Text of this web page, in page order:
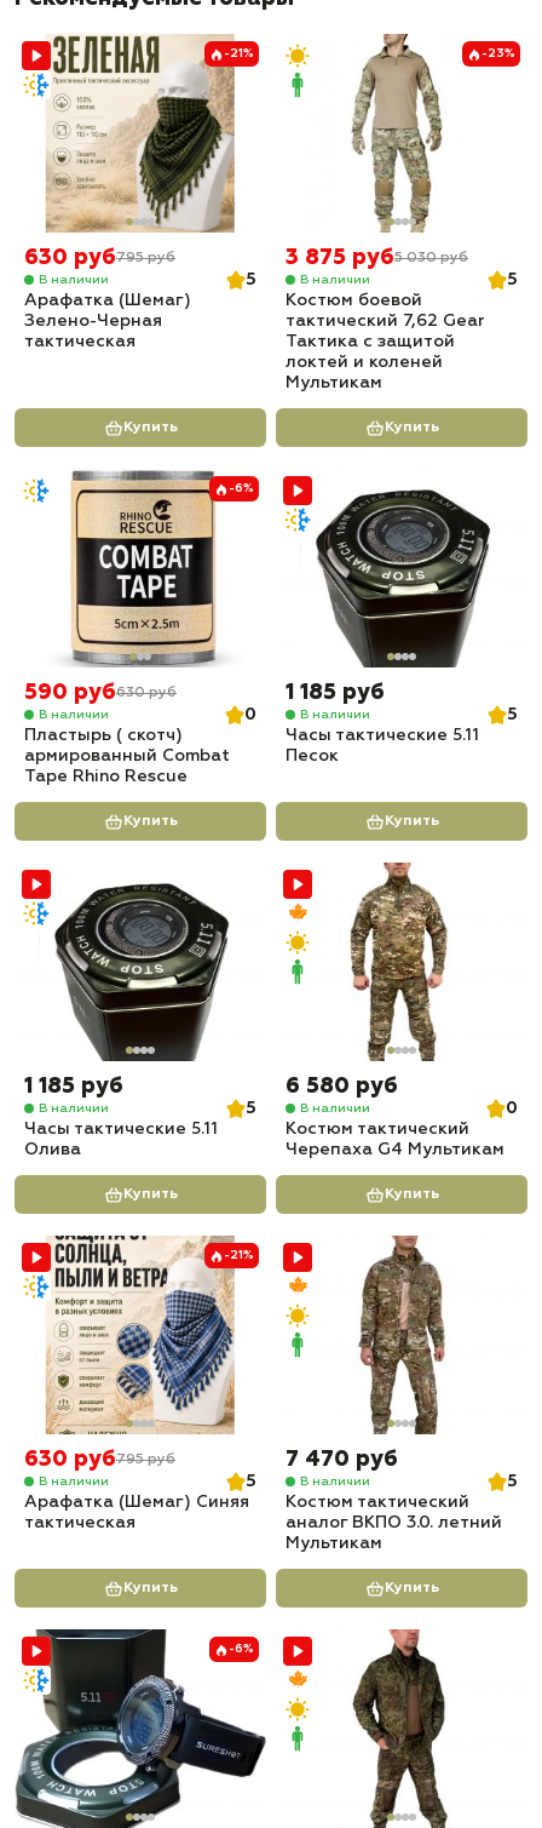
-21%
630 руб795 руб
В наличии
5
Арафатка (Шемаг)
Зелено-Черная
тактическая
Купить
-23%
3 875 руб5 030 руб
В наличии
5
Костюм боевой
тактический 7,62 Gear
Тактика с защитой
локтей и коленей
Мультикам
Купить
-6%
590 руб630 руб
В наличии
0
Пластырь ( скотч)
армированный Combat
Tape Rhino Rescue
Купить
1 185 руб
В наличии
5
Часы тактические 5.11
Песок
Купить
1 185 руб
В наличии
5
Часы тактические 5.11
Олива
Купить
6 580 руб
В наличии
0
Костюм тактический
Черепаха G4 Мультикам
Купить
-21%
630 руб795 руб
В наличии
5
Арафатка (Шемаг) Синяя
тактическая
Купить
7 470 руб
В наличии
5
Костюм тактический
аналог ВКПО 3.0. летний
Мультикам
Купить
-6%